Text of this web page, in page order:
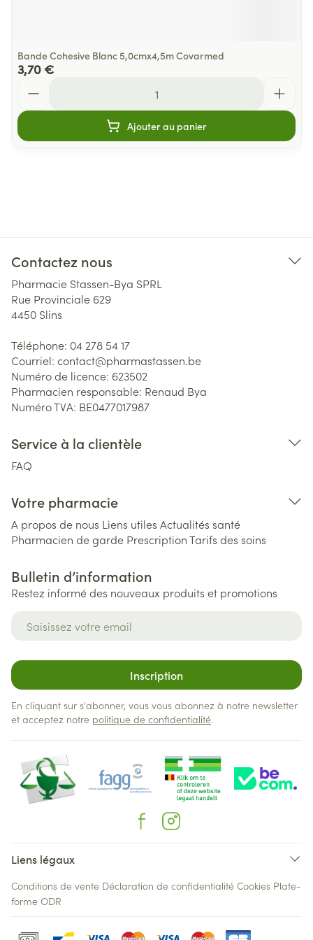
Bande Cohesive Blanc 5,0cmx4,5m Covarmed
3,70 €
Ajouter au panier
Contactez nous
Pharmacie Stassen-Bya SPRL
Rue Provinciale 629
4450 Slins
Téléphone: 04 278 54 17
Courriel: contact@pharmastassen.be
Numéro de licence: 623502
Pharmacien responsable: Renaud Bya
Numéro TVA: BE0477017987
Service à la clientèle
FAQ
Votre pharmacie
A propos de nous Liens utiles Actualités santé
Pharmacien de garde PrescriptionTarifs des soins
Bulletin d’information
Restez informé des nouveaux produits et promotions
Inscription
En cliquant sur s'abonner, vous vous abonnez à notre newsletter
et acceptez notre politique de confidentialité.
Liens légaux
Conditions de vente Déclaration de confidentialité Cookies Plate-
forme ODR